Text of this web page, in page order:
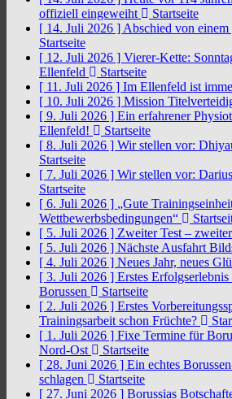
offiziell eingeweiht
Startseite
[ 14. Juli 2026 ] Abschied von einem
Startseite
[ 12. Juli 2026 ] Vierer-Kette:
Ellenfeld
Startseite
[ 11. Juli 2026 ] Im Ellenfeld ist
[ 10. Juli 2026 ] Mission
[ 9. Juli 2026 ] Ein erfahrener
Ellenfeld!
Startseite
[ 8. Juli 2026 ] Wir stellen vor:
Startseite
[ 7. Juli 2026 ] Wir stellen vor:
Startseite
[ 6. Juli 2026 ] „Gute
Wettbewerbsbedingungen“
[ 5. Juli 2026 ] Zweiter Test –
[ 5. Juli 2026 ] Nächste Ausfahrt
[ 4. Juli 2026 ] Neues Jahr, neues
[ 3. Juli 2026 ] Erstes
Borussen
Startseite
[ 2. Juli 2026 ] Erstes
Trainingsarbeit schon Früchte?
[ 1. Juli 2026 ] Fixe Termine für
Nord-Ost
Startseite
[ 28. Juni 2026 ] Ein echtes
schlagen
Startseite
[ 27. Juni 2026 ] Borussias